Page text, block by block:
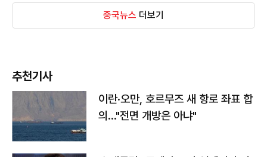
중국뉴스 더보기
추천기사
이란·오만, 호르무즈 새 항로 좌표 합
의…"전면 개방은 아냐"